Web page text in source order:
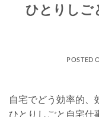
ひとりしご
POSTED
自宅でどう効率的、
ひとりしごと自宅仕